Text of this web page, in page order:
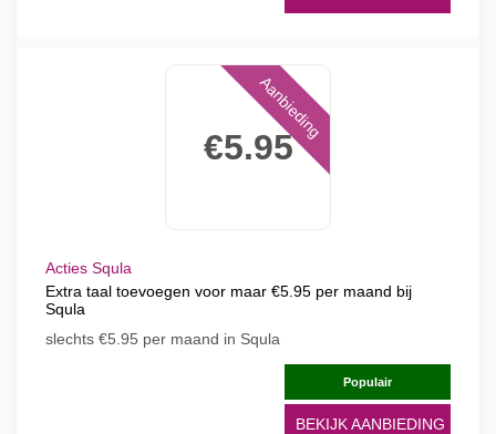
€5.95
Aanbieding
Acties Squla
Extra taal toevoegen voor maar €5.95 per maand bij
Squla
slechts €5.95 per maand in Squla
Populair
BEKIJK AANBIEDING